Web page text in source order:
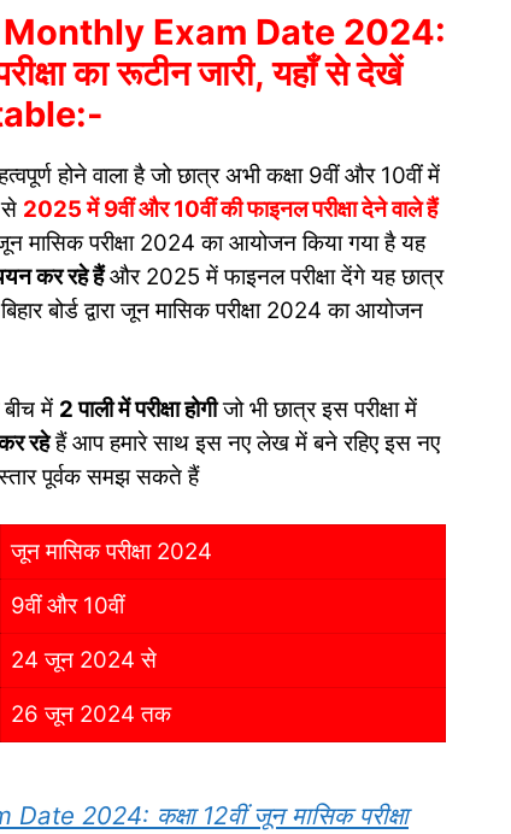
Exam Date 2024:
का रूटीन जारी, यहाँ से देखें
होने वाला है जो छात्र अभी कक्षा 9वीं और 10वीं में
से 2025 में 9वीं और 10वीं की फाइनल परीक्षा देने वाले हैं
जून मासिक परीक्षा 2024 का आयोजन किया गया है यह
कर रहे हैंऔर 2025 में फाइनल परीक्षा देंगे यह छात्र
बोर्ड द्वारा जून मासिक परीक्षा 2024 का आयोजन
में 2 पाली में परीक्षा होगीजो भी छात्र इस परीक्षा में
रहेहैं आप हमारे साथ इस नए लेख में बने रहिए इस नए
पूर्वक समझ सकते हैं
जून मासिक परीक्षा 2024
9वीं और 10वीं
24 जून 2024 से
26 जून 2024 तक
2024: कक्षा 12वीं जून मासिक परीक्षा